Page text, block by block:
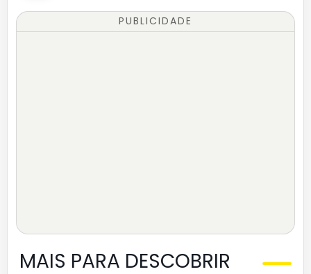
PUBLICIDADE
MAIS PARA DESCOBRIR